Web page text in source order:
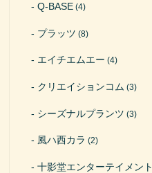
Q-BASE (4)
プラッツ (8)
エイチエムエー (4)
クリエイションコム (3)
シーズナルプランツ (3)
風ハ西カラ (2)
十影堂エンターテイメント